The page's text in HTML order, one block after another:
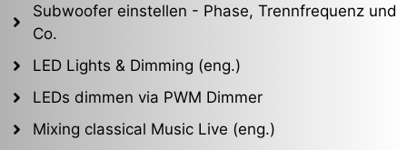
Subwoofer einstellen - Phase, Trennfrequenz und
Co.
LED Lights & Dimming (eng.)
LEDs dimmen via PWM Dimmer
Mixing classical Music Live (eng.)